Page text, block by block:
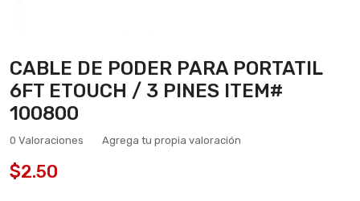
CABLE DE PODER PARA PORTATIL
6FT ETOUCH / 3 PINES ITEM#
100800
0 Valoraciones Agrega tu propia valoración
$2.50